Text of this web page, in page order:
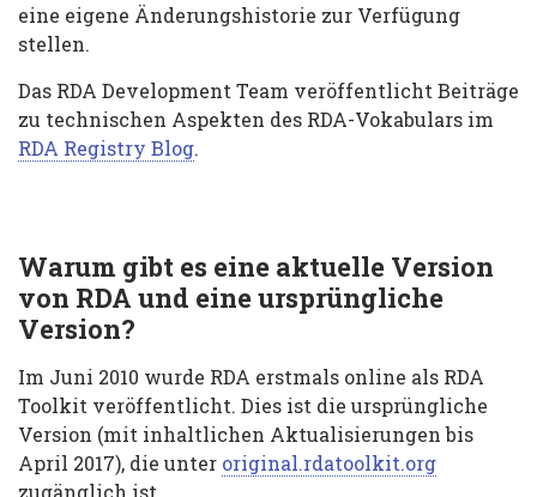
eine eigene Änderungshistorie zur Verfügung
stellen.
Das RDA Development Team veröffentlicht Beiträge
zu technischen Aspekten des RDA-Vokabulars im
RDA Registry Blog.
Warum gibt es eine aktuelle Version
von RDA und eine ursprüngliche
Version?
Im Juni 2010 wurde RDA erstmals online als RDA
Toolkit veröffentlicht. Dies ist die ursprüngliche
Version (mit inhaltlichen Aktualisierungen bis
April 2017), die unter original.rdatoolkit.org
zugänglich ist.